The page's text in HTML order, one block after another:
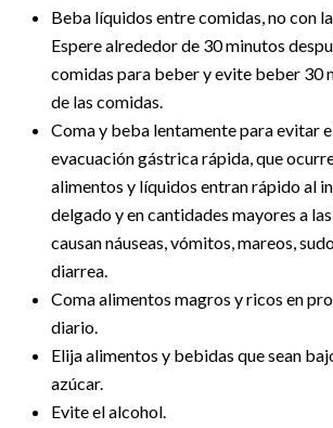
Beba líquidos entre comidas, no con
Espere alrededor de 30 minutos
comidas para beber y evite beber 30
de las comidas.
Coma y beba lentamente para evitar
evacuación gástrica rápida, que
alimentos y líquidos entran rápido al
delgado y en cantidades mayores a
causan náuseas, vómitos, mareos,
diarrea.
Coma alimentos magros y ricos en
diario.
Elija alimentos y bebidas que sean
azúcar.
Evite el alcohol.